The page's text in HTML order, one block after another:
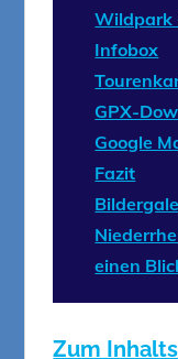
Wildpark
Infobox
GPX-
Google
Fazit
einen
Zum